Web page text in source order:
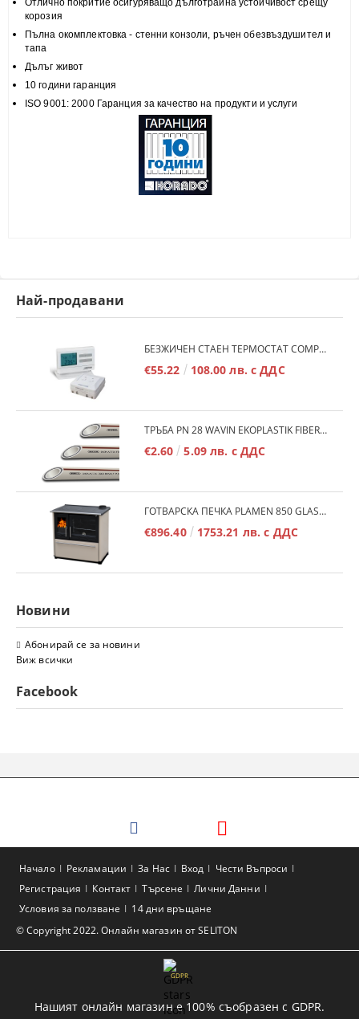
Отлично покритие осигуряващо дълготрайна устойчивост срещу
корозия
Пълна окомплектовка - стенни конзоли, ръчен обезвъздушител и
тапа
Дълъг живот
10 години гаранция
ISO 9001: 2000 Гаранция за качество на продукти и услуги
Най-продавани
БЕЗЖИЧЕН СТАЕН ТЕРМОСТАТ COMPUTHERM Q7RF
€55.22 108.00 лв. с ДДС
ТРЪБА PN 28 WAVIN EKOPLASTIK FIBER BASALT PLUS - 3М/БР.
€2.60 5.09 лв. с ДДС
ГОТВАРСКА ПЕЧКА PLAMEN 850 GLAS 11KW
€896.40 1753.21 лв. с ДДС
Новини
Абонирай се за новини
Виж всички
Facebook
© Copyright 2022. Онлайн магазин от SELITON
Начало Рекламации За Нас Вход
Чести Въпроси
Регистрация
Контакт Търсене
Лични Данни
Условия за ползване
14 дни връщане
GDPR
Нашият онлайн магазин е 100% съобразен с GDPR.